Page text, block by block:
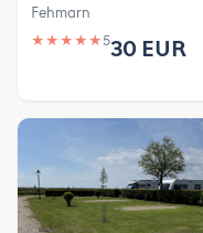
Fehmarn
★ ★ ★ ★ ★530 EUR